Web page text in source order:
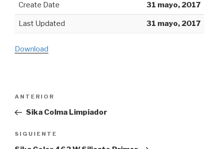
Create Date 31 mayo, 2017
Last Updated 31 mayo, 2017
Download
Navegación
Entrada
anterior:
ANTERIOR
Sika Colma Limpiador
Siguiente
entrada
SIGUIENTE